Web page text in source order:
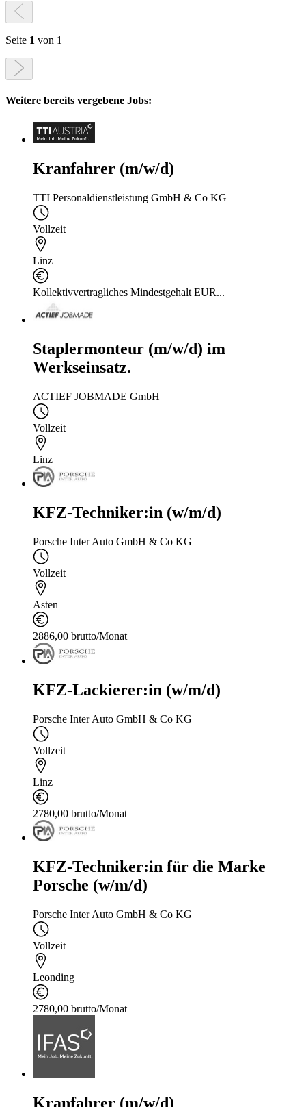
Seite 1 von 1
Weitere bereits vergebene Jobs:
Kranfahrer (m/w/d)
TTI Personaldienstleistung GmbH & Co KG
Vollzeit
Linz
Kollektivvertragliches Mindestgehalt EUR...
Staplermonteur (m/w/d) im
Werkseinsatz.
ACTIEF JOBMADE GmbH
Vollzeit
Linz
KFZ-Techniker:in (w/m/d)
Porsche Inter Auto GmbH & Co KG
Vollzeit
Asten
2886,00 brutto/Monat
KFZ-Lackierer:in (w/m/d)
Porsche Inter Auto GmbH & Co KG
Vollzeit
Linz
2780,00 brutto/Monat
KFZ-Techniker:in für die Marke
Porsche (w/m/d)
Porsche Inter Auto GmbH & Co KG
Vollzeit
Leonding
2780,00 brutto/Monat
Kranfahrer (m/w/d)